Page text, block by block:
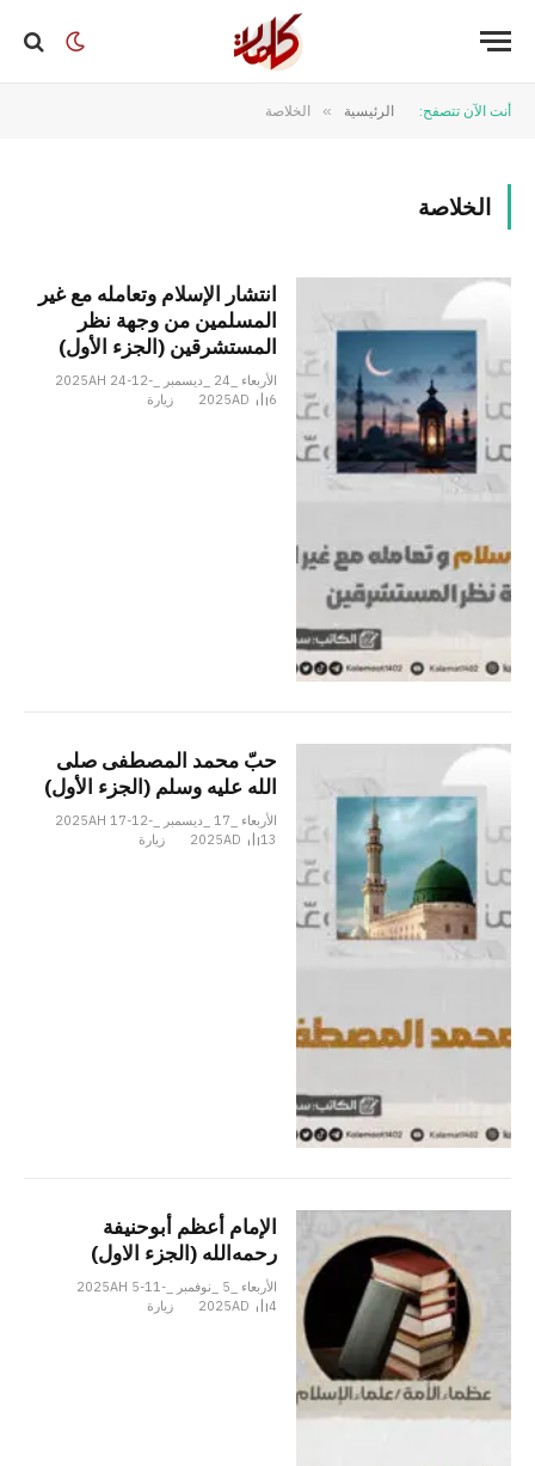
أنت الآن تتصفح: الرئيسية » الخلاصة
الخلاصة
انتشار الإسلام وتعامله مع غير
المسلمين من وجهة نظر
المستشرقين (الجزء الأول)
الأربعاء _24 _ديسمبر _2025AH 24-12-
2025AD
6 زيارة
حبّ محمد المصطفى صلى
الله عليه وسلم (الجزء الأول)
الأربعاء _17 _ديسمبر _2025AH 17-12-
2025AD
13 زيارة
الإمام أعظم أبوحنیفة
رحمه‌الله (الجزء الاول)
الأربعاء _5 _نوفمبر _2025AH 5-11-
2025AD
4 زيارة